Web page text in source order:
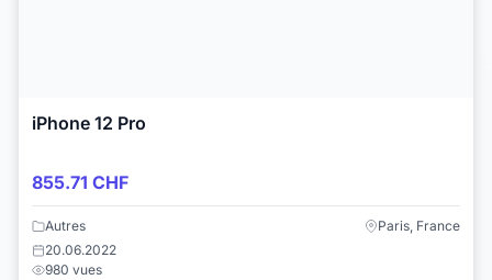
iPhone 12 Pro
855.71 CHF
Autres
Paris, France
20.06.2022
980 vues